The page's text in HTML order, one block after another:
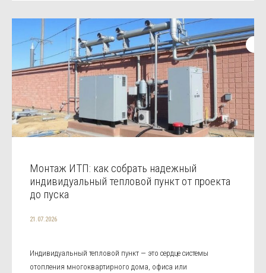
Монтаж ИТП: как собрать надежный
индивидуальный тепловой пункт от проекта
до пуска
21.07.2026
Индивидуальный тепловой пункт — это сердце системы
отопления многоквартирного дома, офиса или